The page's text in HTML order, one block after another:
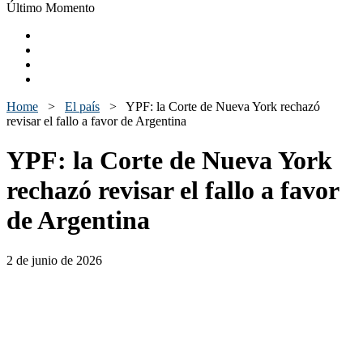
Último Momento
Home > El país > YPF: la Corte de Nueva York rechazó
revisar el fallo a favor de Argentina
YPF: la Corte de Nueva York
rechazó revisar el fallo a favor
de Argentina
2 de junio de 2026